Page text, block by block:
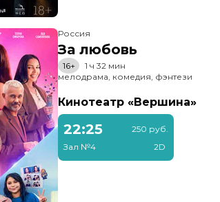
Россия
За любовь
16+
1 ч 32 мин
мелодрама, комедия, фэнтези
Кинотеатр «Вершина»
22:25
Зал №4
250 руб.
2D